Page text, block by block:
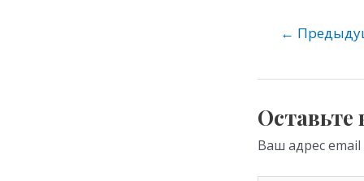
o
as
s
ni
ki
←
Ваш адрес email